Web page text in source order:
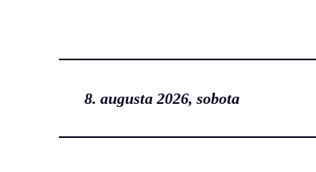
8. augusta 2026, sobota